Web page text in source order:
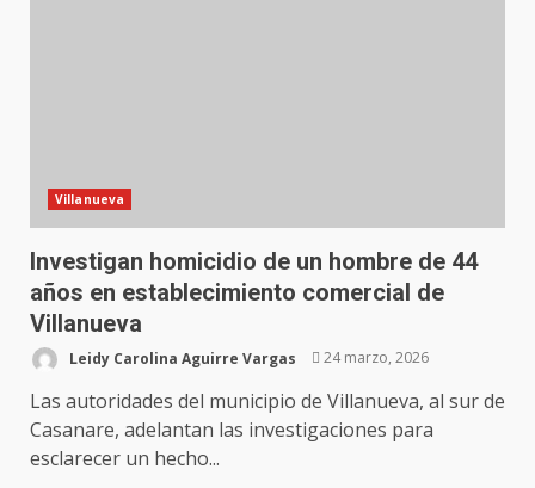
Villanueva
Investigan homicidio de un hombre de 44
años en establecimiento comercial de
Villanueva
Leidy Carolina Aguirre Vargas 24 marzo, 2026
Las autoridades del municipio de Villanueva, al sur de
Casanare, adelantan las investigaciones para
esclarecer un hecho...